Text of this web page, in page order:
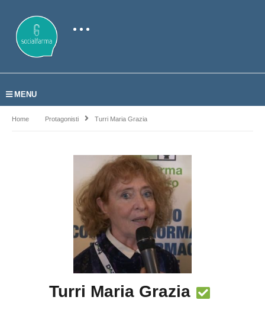
MENU
Home Protagonisti Turri Maria Grazia
Turri Maria Grazia